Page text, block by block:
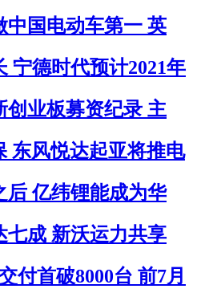
中国电动车第一 英
宁德时代预计2021年
创业板募资纪录 主
东风悦达起亚将推电
后 亿纬锂能成为华
七成 新沃运力共享
付首破8000台 前7月